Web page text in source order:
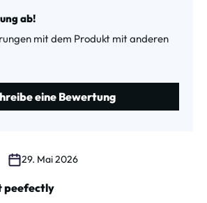
ab!
mit dem Produkt mit anderen
eine Bewertung
29. Mai 2026
peefectly